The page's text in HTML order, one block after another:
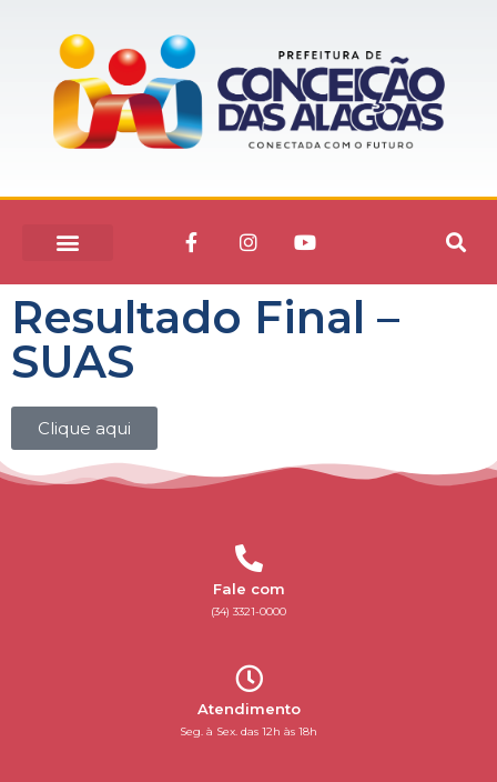
Resultado Final –
SUAS
Clique aqui
Fale com
(34) 3321-0000
Atendimento
Seg. à Sex. das 12h às 18h